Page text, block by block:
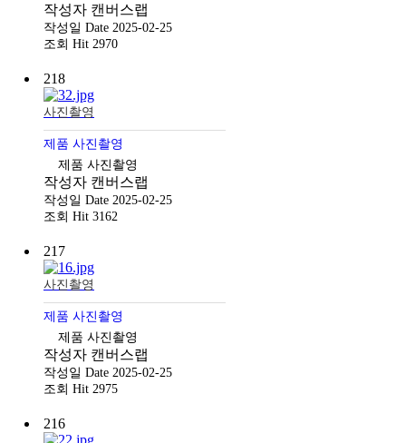
작성자 캔버스랩
작성일 Date 2025-02-25
조회 Hit 2970
218
사진촬영
제품 사진촬영
제품 사진촬영
작성자 캔버스랩
작성일 Date 2025-02-25
조회 Hit 3162
217
사진촬영
제품 사진촬영
제품 사진촬영
작성자 캔버스랩
작성일 Date 2025-02-25
조회 Hit 2975
216